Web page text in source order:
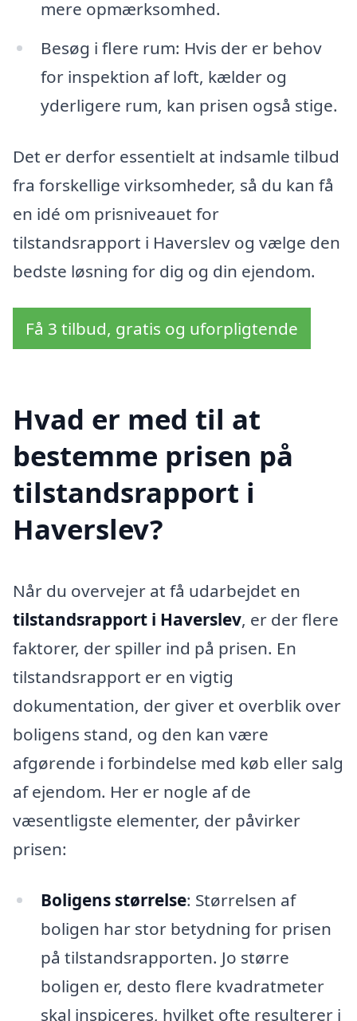
mere opmærksomhed.
Besøg i flere rum: Hvis der er behov
for inspektion af loft, kælder og
yderligere rum, kan prisen også stige.
Det er derfor essentielt at indsamle tilbud
fra forskellige virksomheder, så du kan få
en idé om prisniveauet for
tilstandsrapport i Haverslev og vælge den
bedste løsning for dig og din ejendom.
Få 3 tilbud, gratis og uforpligtende
Hvad er med til at
bestemme prisen på
tilstandsrapport i
Haverslev?
Når du overvejer at få udarbejdet en
tilstandsrapport i Haverslev, er der flere
faktorer, der spiller ind på prisen. En
tilstandsrapport er en vigtig
dokumentation, der giver et overblik over
boligens stand, og den kan være
afgørende i forbindelse med køb eller salg
af ejendom. Her er nogle af de
væsentligste elementer, der påvirker
prisen:
Boligens størrelse: Størrelsen af
boligen har stor betydning for prisen
på tilstandsrapporten. Jo større
boligen er, desto flere kvadratmeter
skal inspiceres, hvilket ofte resulterer i